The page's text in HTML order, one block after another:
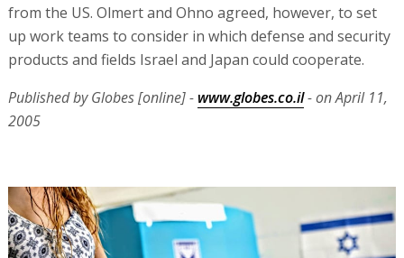
from the US. Olmert and Ohno agreed, however, to set
up work teams to consider in which defense and security
products and fields Israel and Japan could cooperate.
Published by Globes [online] - www.globes.co.il- on April 11,
2005